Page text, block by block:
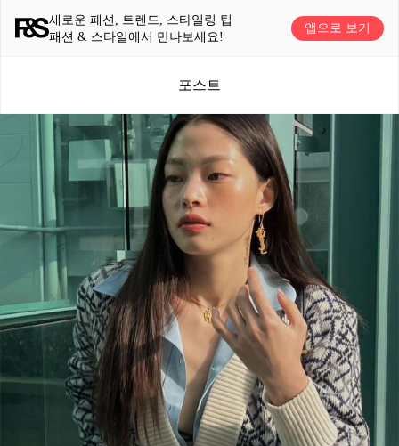
새로운 패션, 트렌드, 스타일링 팁
패션 & 스타일에서 만나보세요!
앱으로 보기
포스트